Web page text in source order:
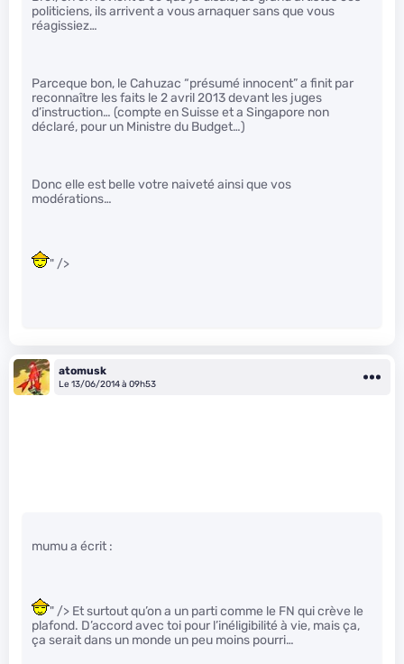
politiciens, ils arrivent a vous arnaquer sans que vous
réagissiez…
Parceque bon, le Cahuzac “présumé innocent” a finit par
reconnaître les faits le 2 avril 2013 devant les juges
d’instruction… (compte en Suisse et a Singapore non
déclaré, pour un Ministre du Budget…)
Donc elle est belle votre naiveté ainsi que vos
modérations…
" />
atomusk
Le 13/06/2014 à 09h53
mumu a écrit :
" /> Et surtout qu’on a un parti comme le FN qui crève le
plafond. D’accord avec toi pour l’inéligibilité à vie, mais ça,
ça serait dans un monde un peu moins pourri…